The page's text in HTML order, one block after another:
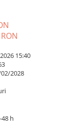
RON
15:40
2028
h